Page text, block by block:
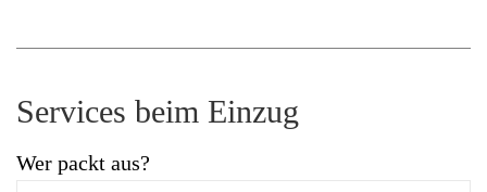
Services beim Einzug
Wer packt aus?